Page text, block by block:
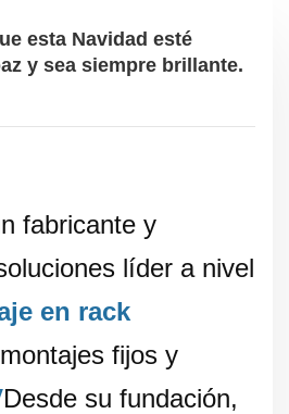
esta Navidad esté
y sea siempre brillante.
fabricante y
líder a nivel
en rack
fijos y
Desde su fundación,